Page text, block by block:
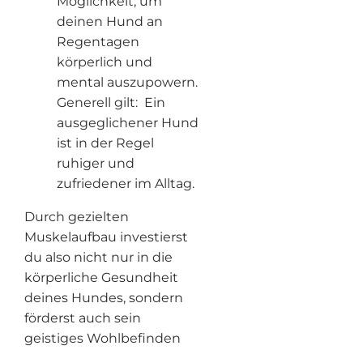
deinen Hund an
Regentagen
körperlich und
mental auszupowern.
Generell gilt: Ein
ausgeglichener Hund
ist in der Regel
ruhiger und
zufriedener im Alltag.
Durch gezielten
Muskelaufbau investierst
du also nicht nur in die
körperliche Gesundheit
deines Hundes, sondern
förderst auch sein
geistiges Wohlbefinden